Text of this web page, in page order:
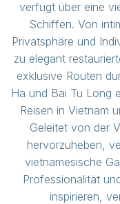
verfügt über eine
Schiffen. Von
Privatsphäre und
zu elegant
exklusive Routen
Ha und Bai Tu Long
Reisen in Vietnam
Geleitet von der
hervorzuheben,
vietnamesische
Professionalität
inspirieren,